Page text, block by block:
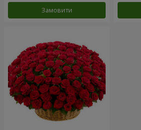
Замовити